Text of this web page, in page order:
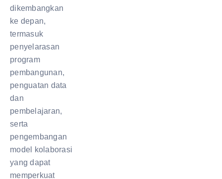
dikembangkan
ke depan,
termasuk
penyelarasan
program
pembangunan,
penguatan data
dan
pembelajaran,
serta
pengembangan
model kolaborasi
yang dapat
memperkuat